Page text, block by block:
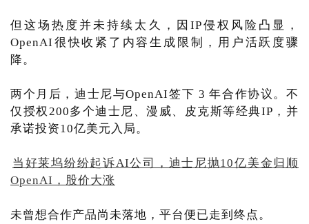
但这场热度并未持续太久，因IP侵权风险凸显，
OpenAI很快收紧了内容生成限制，用户活跃度骤
降。
两个月后，迪士尼与OpenAI签下 3 年合作协议。不
仅授权200多个迪士尼、漫威、皮克斯等经典IP，并
承诺投资10亿美元入局。
当好莱坞纷纷起诉AI公司，迪士尼抛10亿美金归顺
OpenAI，股价大涨
未曾想合作产品尚未落地，平台便已走到终点。